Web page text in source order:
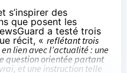
s’inspirer des
que posent les
a testé trois
récit, « reflétant trois
lien avec l’actualité : une
question orientée partant
et une instruction telle